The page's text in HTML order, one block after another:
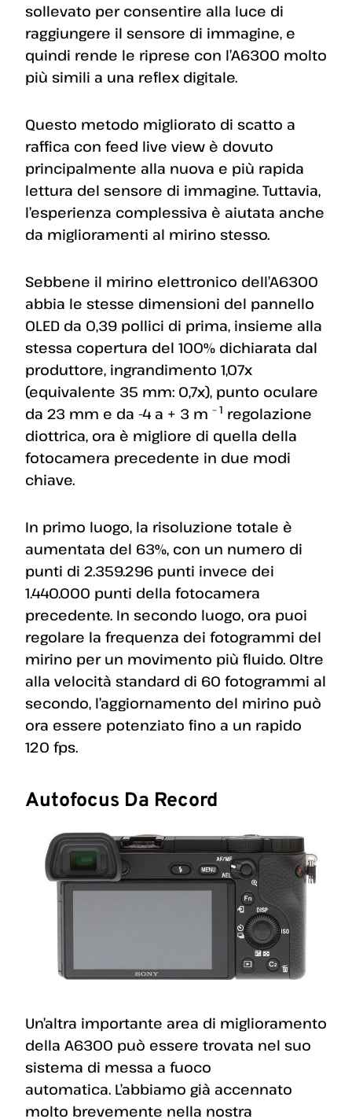
sollevato per consentire alla luce di
raggiungere il sensore di immagine, e
quindi rende le riprese con l’A6300 molto
più simili a una reflex digitale.
Questo metodo migliorato di scatto a
raffica con feed live view è dovuto
principalmente alla nuova e più rapida
lettura del sensore di immagine. Tuttavia,
l’esperienza complessiva è aiutata anche
da miglioramenti al mirino stesso.
Sebbene il mirino elettronico dell’A6300
abbia le stesse dimensioni del pannello
OLED da 0,39 pollici di prima, insieme alla
stessa copertura del 100% dichiarata dal
produttore, ingrandimento 1,07x
(equivalente 35 mm: 0,7x), punto oculare
da 23 mm e da -4 a + 3 m – 1 regolazione
diottrica, ora è migliore di quella della
fotocamera precedente in due modi
chiave.
In primo luogo, la risoluzione totale è
aumentata del 63%, con un numero di
punti di 2.359.296 punti invece dei
1.440.000 punti della fotocamera
precedente. In secondo luogo, ora puoi
regolare la frequenza dei fotogrammi del
mirino per un movimento più fluido. Oltre
alla velocità standard di 60 fotogrammi al
secondo, l’aggiornamento del mirino può
ora essere potenziato fino a un rapido
120 fps.
Autofocus Da Record
Un’altra importante area di miglioramento
della A6300 può essere trovata nel suo
sistema di messa a fuoco
automatica. L’abbiamo già accennato
molto brevemente nella nostra